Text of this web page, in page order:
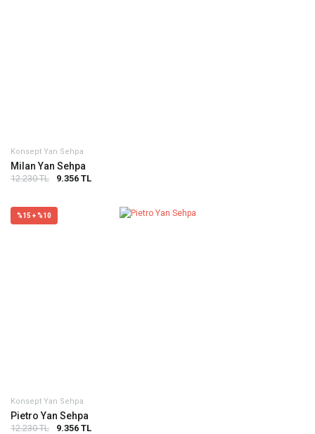
Konsept Yan Sehpa
Milan Yan Sehpa
12.230 TL 9.356 TL
%15 + %10
Konsept Yan Sehpa
Pietro Yan Sehpa
12.230 TL 9.356 TL